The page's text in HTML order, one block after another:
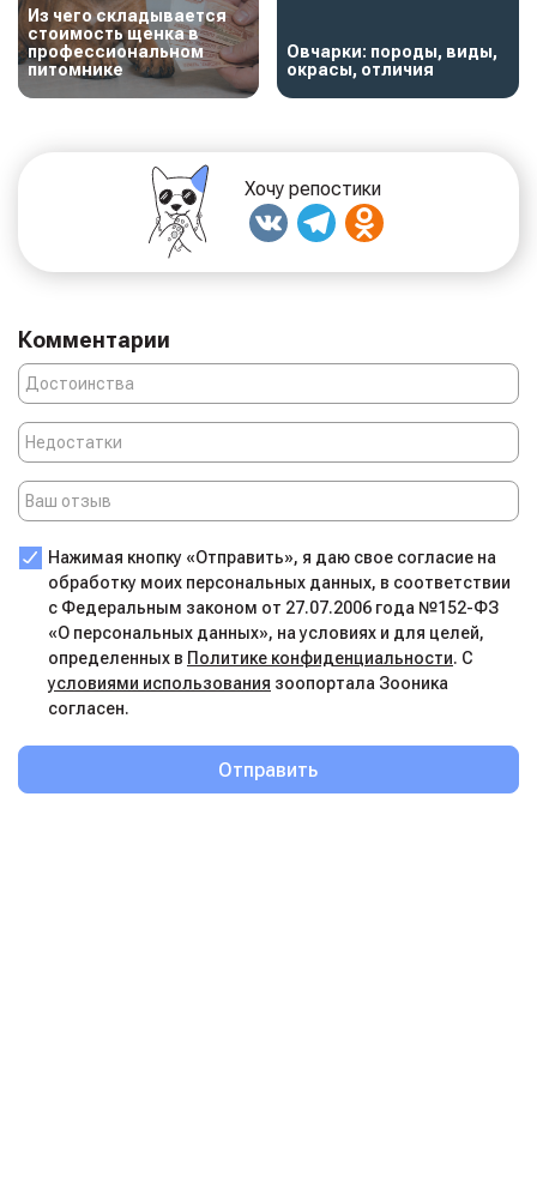
Из чего складывается
стоимость щенка в
профессиональном
питомнике
Овчарки: породы, виды,
окрасы, отличия
Хочу репостики
Комментарии
Нажимая кнопку «Отправить», я даю свое согласие на
обработку моих персональных данных, в соответствии
с Федеральным законом от 27.07.2006 года №152-ФЗ
«О персональных данных», на условиях и для целей,
определенных в Политике конфиденциальности. С
условиями использования зоопортала Зооника
согласен.
Отправить